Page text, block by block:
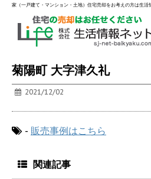
家（一戸建て・マンション・土地）住宅売却をお考えの方は生活
菊陽町 大字津久礼
2021/12/02
- 販売事例はこちら
関連記事